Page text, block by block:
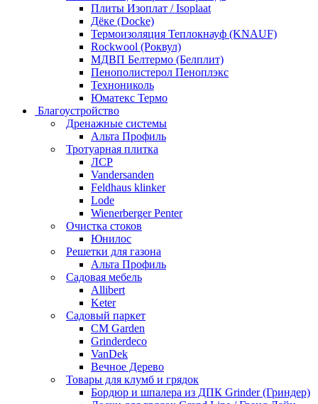
Плиты Изоплат / Isoplaat
Дёке (Docke)
Термоизоляция Теплокнауф (KNAUF)
Rockwool (Роквул)
МДВП Белтермо (Белплит)
Пенополистерол Пеноплэкс
Технониколь
Юматекс Термо
Благоустройство
Дренажные системы
Альта Профиль
Тротуарная плитка
ЛСР
Vandersanden
Feldhaus klinker
Lode
Wienerberger Penter
Очистка стоков
Юнилос
Решетки для газона
Альта Профиль
Садовая мебель
Allibert
Keter
Садовый паркет
CM Garden
Grinderdeco
VanDek
Вечное Дерево
Товары для клумб и грядок
Бордюр и шпалера из ДПК Grinder (Гриндер)